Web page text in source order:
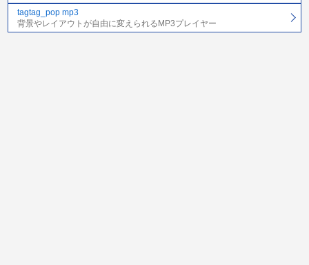
tagtag_pop mp3
背景やレイアウトが自由に変えられるMP3プレイヤー